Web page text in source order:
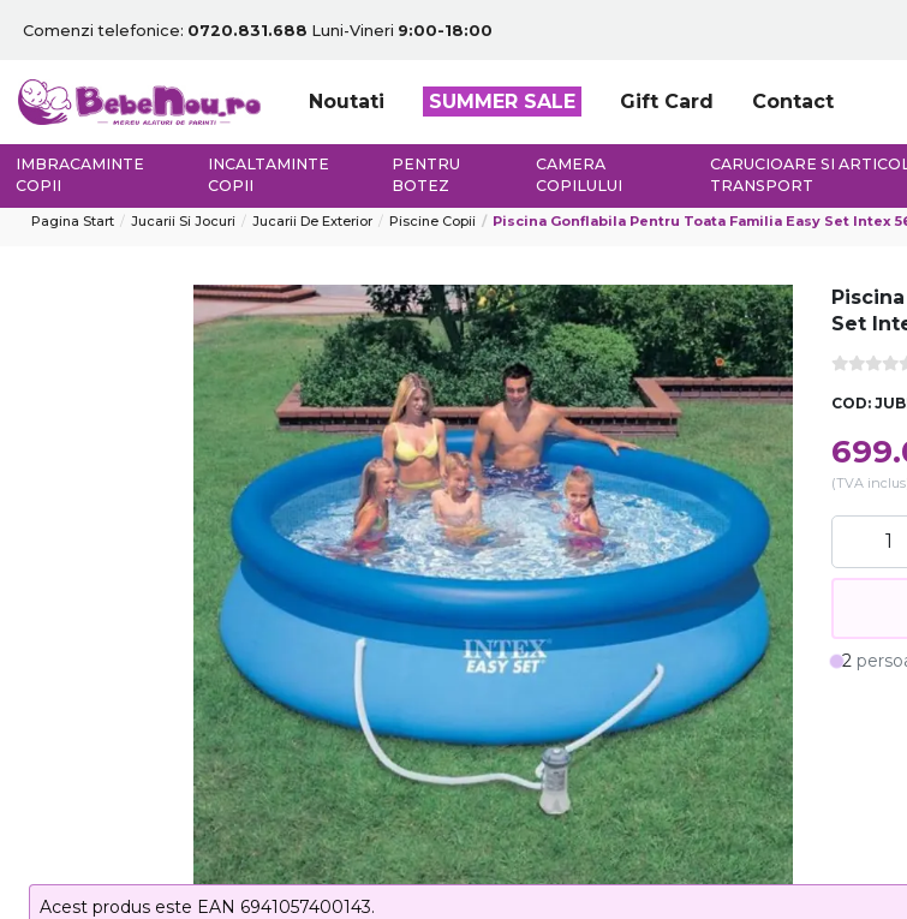
Comenzi telefonice: 0720.831.688 Luni-Vineri 9:00-18:00
Noutati SUMMER SALE Gift Card Contact
IMBRACAMINTE
COPII
INCALTAMINTE
COPII
PENTRU
BOTEZ
CAMERA
COPILULUI
CARUCIOARE SI
TRANSPORT
Pagina Start Jucarii Si Jocuri Jucarii De Exterior Piscine Copii Piscina Gonflabila Pentru Toata Familia Easy Set Intex 5621L -
Set
COD:
(TVA
2
Acest produs este EAN 6941057400143.